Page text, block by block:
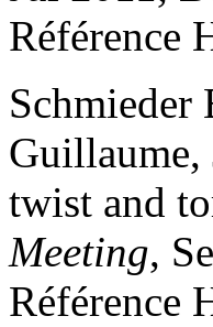
Référence
Schmieder
Guillaume,
twist and
Meeting,
Référence